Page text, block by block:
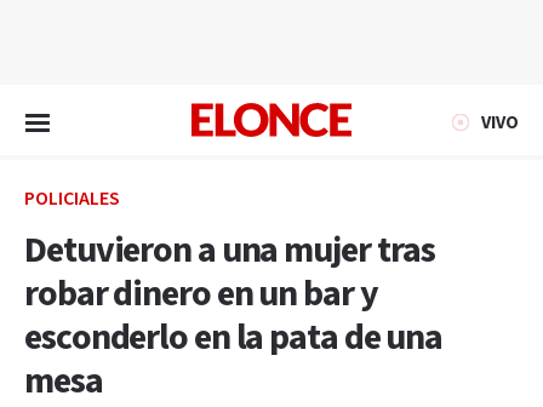
VIVO
POLICIALES
Detuvieron a una mujer tras
robar dinero en un bar y
esconderlo en la pata de una
mesa